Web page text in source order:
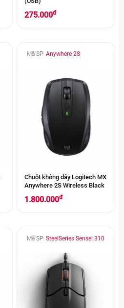
275.000đ
Mã SP: Anywhere 2S
Chuột không dây Logitech MX
Anywhere 2S Wireless Black
1.800.000đ
Mã SP: SteelSeries Sensei 310